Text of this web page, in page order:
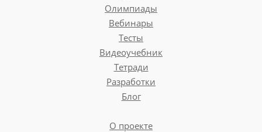
Олимпиады
Вебинары
Тесты
Видеоучебник
Тетради
Разработки
Блог
О проекте